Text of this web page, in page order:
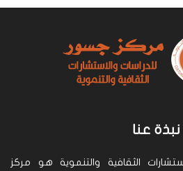
نبذة عنا
الثقافية والتنموية هو مركز